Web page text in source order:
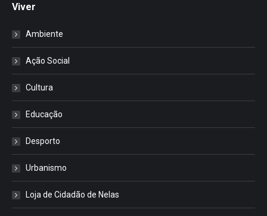
Viver
Ambiente
Ação Social
Cultura
Educação
Desporto
Urbanismo
Loja de Cidadão de Nelas